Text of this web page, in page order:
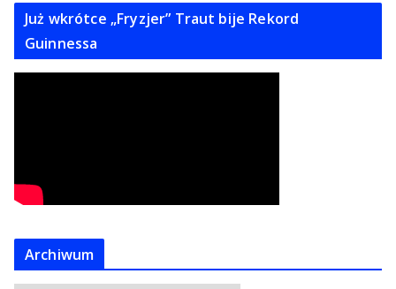
Już wkrótce „Fryzjer” Traut bije Rekord
Guinnessa
Archiwum